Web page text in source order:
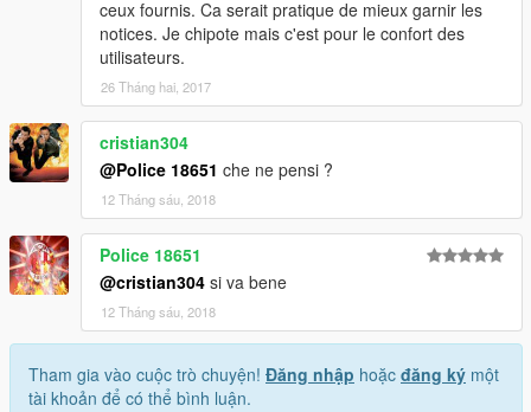
ceux fournis. Ca serait pratique de mieux garnir les
notices. Je chipote mais c'est pour le confort des
utilisateurs.
26 Tháng hai, 2017
cristian304
@Police 18651 che ne pensi ?
12 Tháng sáu, 2018
Police 18651
@cristian304 si va bene
12 Tháng sáu, 2018
Tham gia vào cuộc trò chuyện! Đăng nhập hoặc đăng ký một
tài khoản để có thể bình luận.